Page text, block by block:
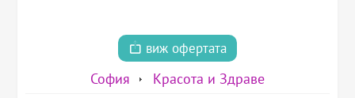
виж офертата
София Красота и Здраве